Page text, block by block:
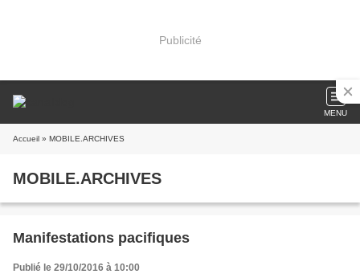
Publicité
MENU
Accueil » MOBILE.ARCHIVES
MOBILE.ARCHIVES
Manifestations pacifiques
Publié le 29/10/2016 à 10:00